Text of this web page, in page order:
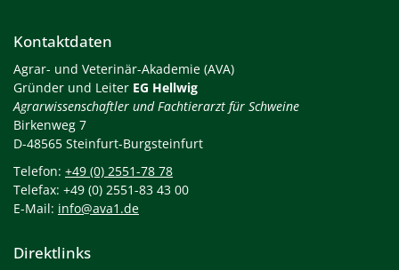
Kontaktdaten
Agrar- und Veterinär-Akademie (AVA)
Gründer und Leiter EG Hellwig
Agrarwissenschaftler und Fachtierarzt für Schweine
Birkenweg 7
D-48565 Steinfurt-Burgsteinfurt
Telefon: +49 (0) 2551-78 78
Telefax: +49 (0) 2551-83 43 00
E-Mail: info@ava1.de
Direktlinks